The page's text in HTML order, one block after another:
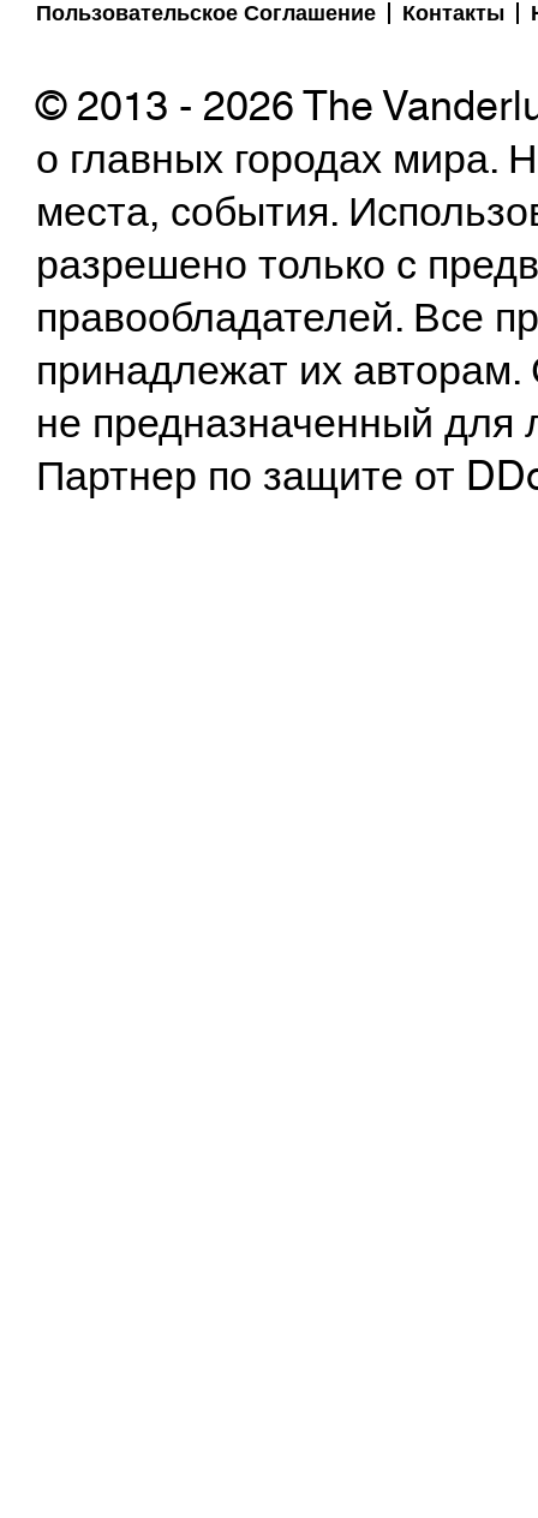
Пользовательское Соглашение Контакты
© 2013 - 2026 The
о главных городах
места, события.
разрешено только с
правообладателей. Все
принадлежат их
не предназначенный
Партнер по защите от